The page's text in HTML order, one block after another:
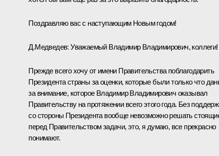
Поздравляю вас с наступающим Новым годом!
Д.Медведев: Уважаемый Владимир Владимирович, коллеги!
Прежде всего хочу от имени Правительства поблагодарить
Президента страны за оценки, которые были только что
за внимание, которое Владимир Владимирович оказывал
Правительству на протяжении всего этого года. Без
со стороны Президента вообще невозможно решать
перед Правительством задачи, это, я думаю, все прекрасно
понимают.